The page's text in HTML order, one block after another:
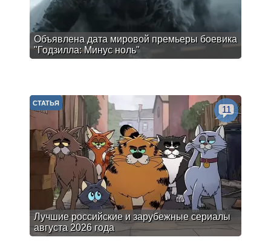
Объявлена дата мировой премьеры боевика
"Годзилла: Минус ноль"
Лучшие российские и зарубежные сериалы
августа 2026 года
СТАТЬЯ
11